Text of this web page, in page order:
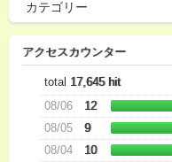
アクセスカウンター
total 17,645 hit
08/06
12
08/05
9
08/04
10